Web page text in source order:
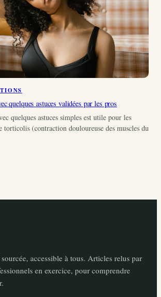
quelques astuces validées par les pros
quelques astuces simples est utile pour les
torticolis (contraction douloureuse des muscles du
accessible à tous. Articles relus par
en exercice, pour comprendre